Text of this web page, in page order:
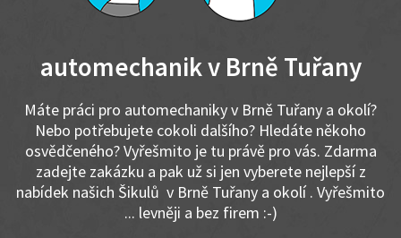
automechanik v Brně Tuřany
Máte práci pro automechaniky v Brně Tuřany a okolí?
Nebo potřebujete cokoli dalšího? Hledáte někoho
osvědčeného? Vyřešmito je tu právě pro vás. Zdarma
zadejte zakázku a pak už si jen vyberete nejlepší z
nabídek našich Šikulů v Brně Tuřany a okolí . Vyřešmito
... levněji a bez firem :-)